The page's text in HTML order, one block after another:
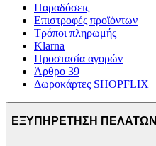
Παραδόσεις
Επιστροφές προϊόντων
Τρόποι πληρωμής
Klarna
Προστασία αγορών
Άρθρο 39
Δωροκάρτες SHOPFLIX
ΕΞΥΠΗΡΕΤΗΣΗ ΠΕΛΑΤΩΝ